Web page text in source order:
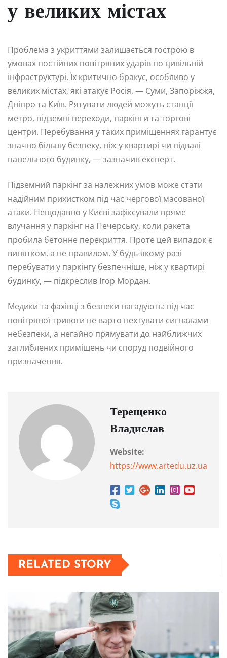
у великих містах
Проблема з укриттями залишається гострою в
умовах постійних повітряних ударів по цивільній
інфраструктурі. Їх критично бракує, особливо у
великих містах, які атакує Росія, — Суми, Запоріжжя,
Дніпро та Київ. Рятувати людей можуть станції
метро, підземні переходи, паркінги та торгові
центри. Перебування у таких приміщеннях гарантує
значно більшу безпеку, ніж у квартирі чи підвалі
панельного будинку, — зазначив експерт.
Підземний паркінг за належних умов може стати
надійним прихистком під час чергової масованої
атаки. Нещодавно у Києві зафіксували пряме
влучання у паркінг на Печерську, коли ракета
пробила бетонне перекриття. Проте цей випадок є
винятком, а не правилом. У будь-якому разі
перебувати у паркінгу безпечніше, ніж у квартирі
будинку, — підкреслив Ігор Мордан.
Медики та фахівці з безпеки нагадують: під час
повітряної тривоги не варто нехтувати сигналами
небезпеки, а негайно прямувати до найближчих
заглиблених приміщень чи споруд подвійного
призначення.
Терещенко
Владислав
Website:
https://www.artedu.uz.ua
RELATED STORY